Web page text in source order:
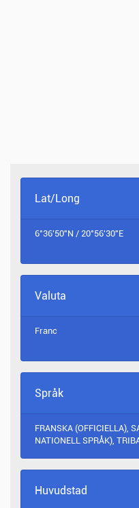
Lat/Long
6°36'50"N / 20°56'30"E
Valuta
Franc
Språk
FRANSKA (OFFICIELLA),
NATIONELL SPRÅK),
Huvudstad